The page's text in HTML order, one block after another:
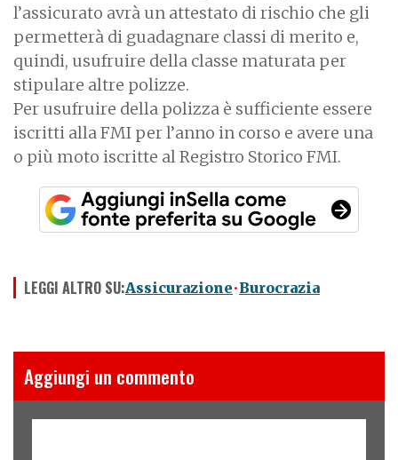
l’assicurato avrà un attestato di rischio che gli
permetterà di guadagnare classi di merito e,
quindi, usufruire della classe maturata per
stipulare altre polizze.
Per usufruire della polizza è sufficiente essere
iscritti alla FMI per l’anno in corso e avere una
o più moto iscritte al Registro Storico FMI.
LEGGI ALTRO SU:Assicurazione Burocrazia
Aggiungi un commento